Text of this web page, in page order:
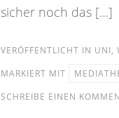
sicher noch das […]
VERÖFFENTLICHT IN UNI,
MARKIERT MIT
SCHREIBE EINEN